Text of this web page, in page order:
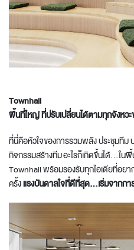
Townhall
พื้นที่ใหญ่ที่ปรับเปลี่ยนได้ตามทุกจังหว
ที่นี่คือหัวใจของการรวมพลัง ประชุมทีม
กิจกรรมสร้างทีม อะไรก็เกิดขึ้นได้...ใ
Townhall พร้อมรองรับทุกไอเดียที่อยา
ครั้งแรงบันดาลใจที่ดีที่สุด…เริ่มจากก